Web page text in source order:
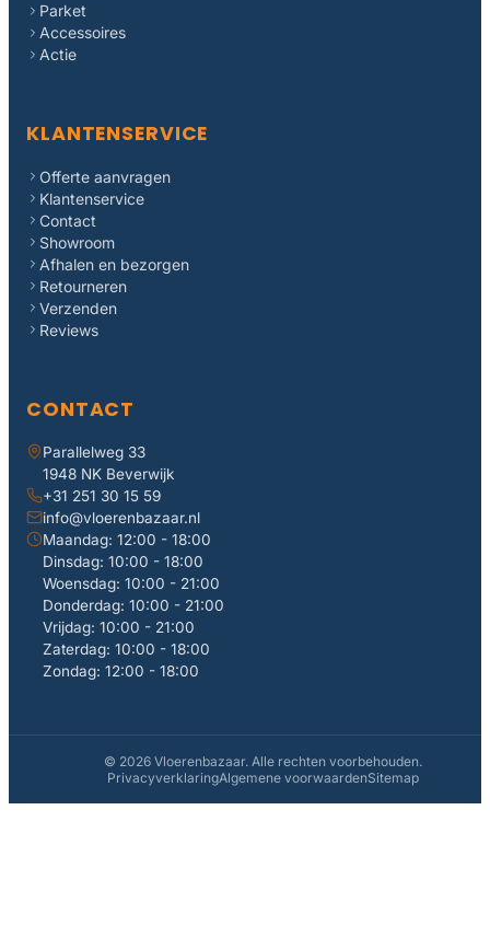
Parket
Accessoires
Actie
KLANTENSERVICE
Offerte aanvragen
Klantenservice
Contact
Showroom
Afhalen en bezorgen
Retourneren
Verzenden
Reviews
CONTACT
Parallelweg 33
1948 NK Beverwijk
+31 251 30 15 59
info@vloerenbazaar.nl
Maandag: 12:00 - 18:00
Dinsdag: 10:00 - 18:00
Woensdag: 10:00 - 21:00
Donderdag: 10:00 - 21:00
Vrijdag: 10:00 - 21:00
Zaterdag: 10:00 - 18:00
Zondag: 12:00 - 18:00
© 2026 Vloerenbazaar. Alle rechten voorbehouden.
PrivacyverklaringAlgemene voorwaardenSitemap